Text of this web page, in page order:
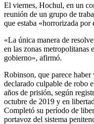
El viernes, Hochul, en un
reunión de un grupo de
que estaba «horrorizada por
«La única manera de
en las zonas metropolitanas
gobierno», afirmó.
Robinson, que parece
declarado culpable de robo
años de prisión, según
octubre de 2019 y en
Completó su período de
portavoz del sistema